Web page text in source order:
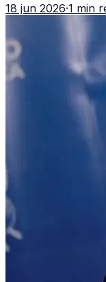
importar edad.
18 jun 2026·1 min